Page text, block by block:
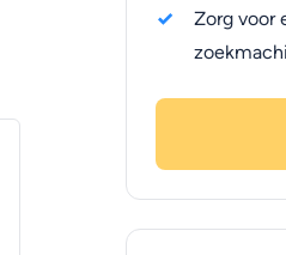
Zorg voor